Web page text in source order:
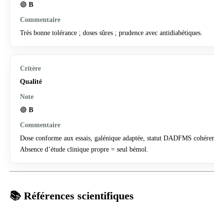
🟢 B
Très bonne tolérance ; doses sûres ; prudence avec antidiabétiques.
Qualité
🟢 B
Dose conforme aux essais, galénique adaptée, statut DADFMS
Absence d’étude clinique propre = seul bémol.
📚 Références scientifiques